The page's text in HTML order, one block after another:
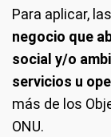
Para aplicar,
negocio que
social y/o
servicios u
más de los
ONU.